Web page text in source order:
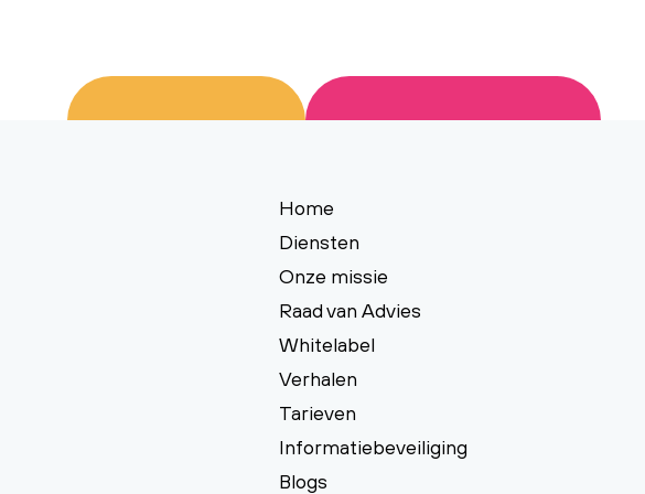
Home
Diensten
Onze missie
Raad van Advies
Whitelabel
Verhalen
Tarieven
Informatiebeveiliging
Blogs